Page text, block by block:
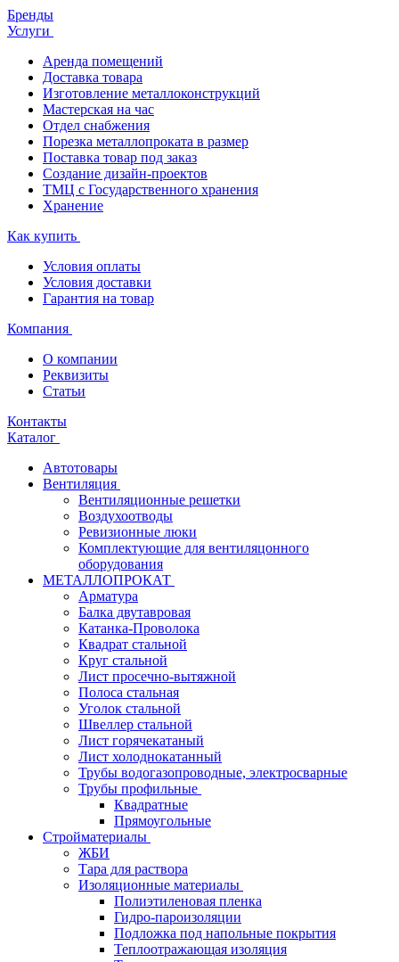
Бренды
Услуги
Аренда помещений
Доставка товара
Изготовление металлоконструкций
Мастерская на час
Отдел снабжения
Порезка металлопроката в размер
Поставка товар под заказ
Создание дизайн-проектов
ТМЦ с Государственного хранения
Хранение
Как купить
Условия оплаты
Условия доставки
Гарантия на товар
Компания
О компании
Реквизиты
Статьи
Контакты
Каталог
Автотовары
Вентиляция
Вентиляционные решетки
Воздухоотводы
Ревизионные люки
Комплектующие для вентиляцонного
оборудования
МЕТАЛЛОПРОКАТ
Арматура
Балка двутавровая
Катанка-Проволока
Квадрат стальной
Круг стальной
Лист просечно-вытяжной
Полоса стальная
Уголок стальной
Швеллер стальной
Лист горячекатаный
Лист холоднокатанный
Трубы водогазопроводные, электросварные
Трубы профильные
Квадратные
Прямоугольные
Стройматериалы
ЖБИ
Тара для раствора
Изоляционные материалы
Полиэтиленовая пленка
Гидро-пароизоляции
Подложка под напольные покрытия
Теплоотражающая изоляция